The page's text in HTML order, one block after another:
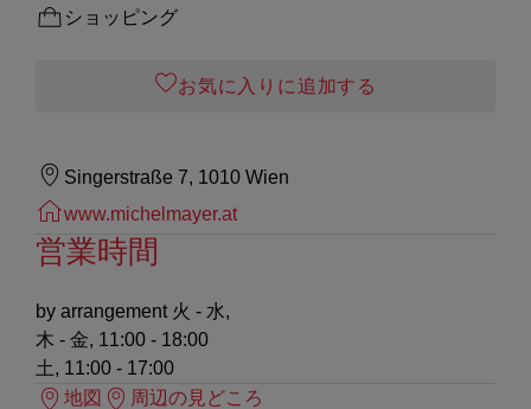
ショッピング
お気に入りに追加する
Singerstraße 7, 1010 Wien
www.michelmayer.at
営業時間
by arrangement火 - 水,
木 - 金, 11:00 - 18:00
土, 11:00 - 17:00
地図
周辺の見どころ